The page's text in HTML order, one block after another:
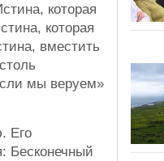
которая
которая
вместить
мы веруем»
Его
Бесконечный